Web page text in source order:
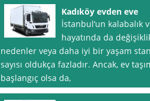
Kadıköy evden eve
İstanbul‘un kalabalık
hayatında da
nedenler veya daha iyi bir yaşam
sayısı oldukça fazladır. Ancak, ev
başlangıç olsa da,